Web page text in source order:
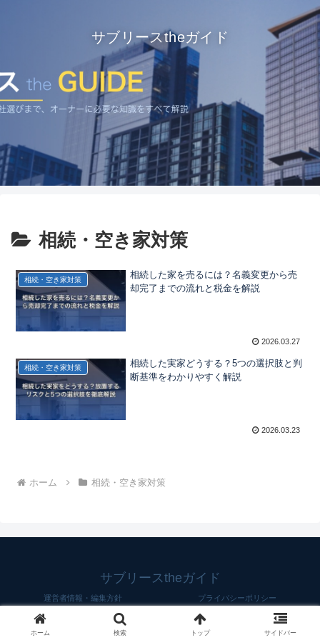
サブリースtheガイド
相続・空き家対策
相続・空き家対策
相続した家を売るには？名義変更から売
却完了までの流れと税金を解説
2026.03.27
相続・空き家対策
相続した実家どうする？5つの選択肢と判
断基準をわかりやすく解説
2026.03.23
ホーム 相続・空き家対策
サブリースtheガイド
運営者情報・編集方針 プライバシーポリシー
© 2026 サブリースtheガイド.
ホーム 検索 トップ サイドバー